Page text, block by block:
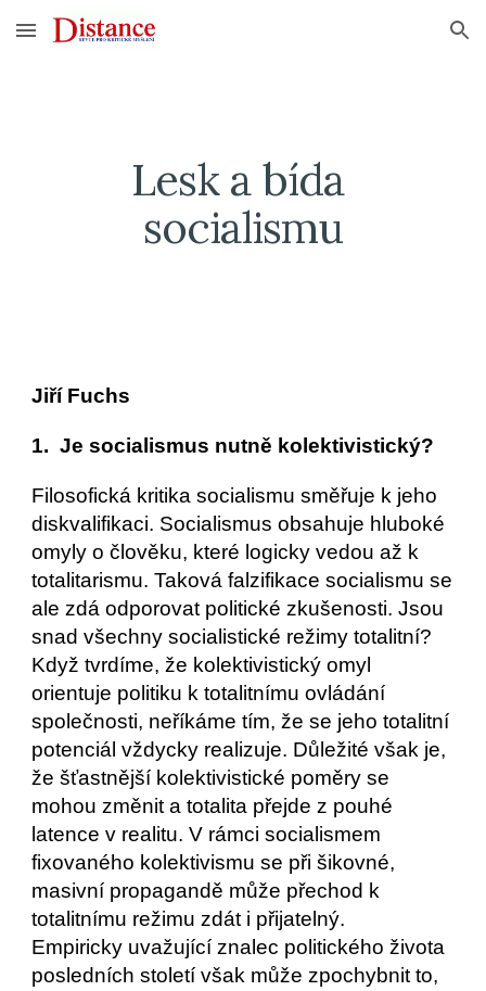
Skip to main content Skip to navigation
Lesk a bída
socialismu
Jiří Fuchs
1.  Je socialismus nutně kolektivistický?
Filosofická kritika socialismu směřuje k jeho
diskvalifikaci. Socialismus obsahuje hluboké
omyly o člověku, které logicky vedou až k
totalitarismu. Taková falzifikace socialismu se
ale zdá odporovat politické zkušenosti. Jsou
snad všechny socialistické režimy totalitní?
Když tvrdíme, že kolektivistický omyl
orientuje politiku k totalitnímu ovládání
společnosti, neříkáme tím, že se jeho totalitní
potenciál vždycky realizuje. Důležité však je,
že šťastnější kolektivistické poměry se
mohou změnit a totalita přejde z pouhé
latence v realitu. V rámci socialismem
fixovaného kolektivismu se při šikovné,
masivní propagandě může přechod k
totalitnímu režimu zdát i přijatelný.
Empiricky uvažující znalec politického života
posledních století však může zpochybnit to,